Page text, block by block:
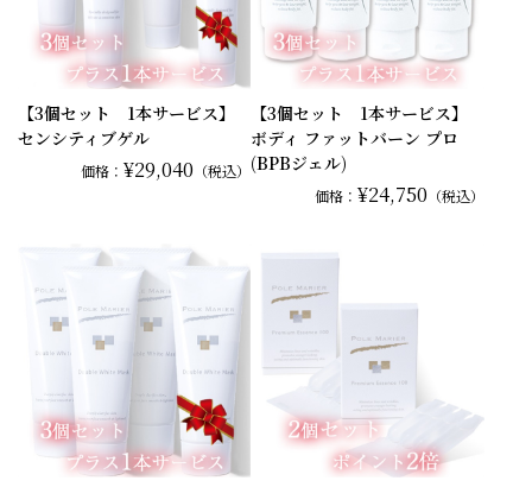
【3個セット 1本サービス】
センシティブゲル
価格：¥29,040 （税込）
【3個セット 1本サービス】
ボディ ファットバーン プロ
(BPBジェル)
価格： ¥24,750 （税込）